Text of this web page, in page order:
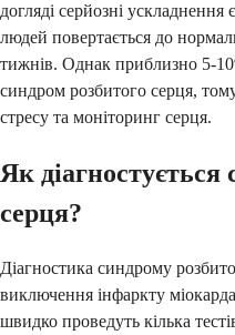
догляді серйозні
людей повертається до
тижнів. Однак приблизно 5-
синдром розбитого серця,
стресу та моніторинг серця.
Як діагностується
серця?
Діагностика синдрому
виключення інфаркту
швидко проведуть кілька